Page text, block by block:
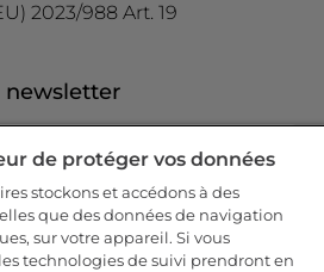
2023/988 Art. 19
newsletter
commande
de protéger vos données
stockons et accédons à des
que des données de navigation
sur votre appareil. Si vous
technologies de suivi prendront en